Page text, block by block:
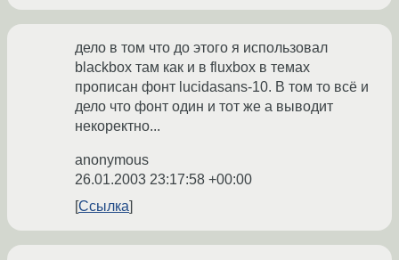
дело в том что до этого я использовал
blackbox там как и в fluxbox в темах
прописан фонт lucidasans-10. В том то всё и
дело что фонт один и тот же а выводит
некоректно...
anonymous
26.01.2003 23:17:58 +00:00
Ссылка